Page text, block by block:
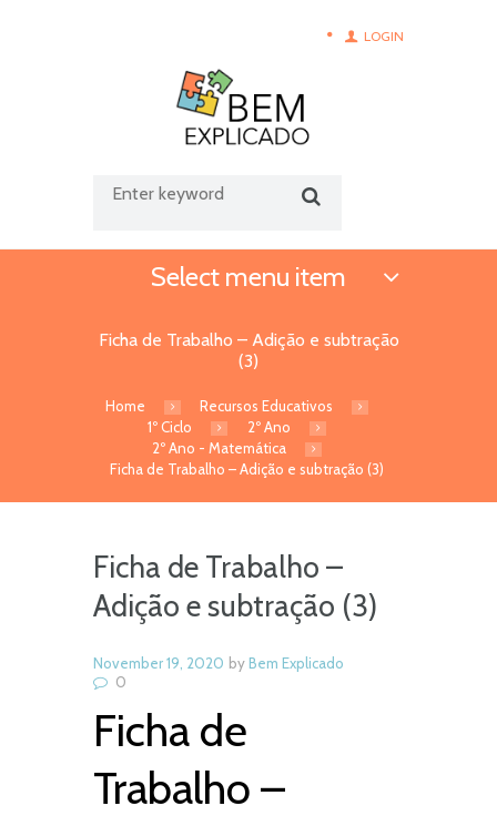
LOGIN
Select menu item
Ficha de Trabalho – Adição e subtração
(3)
Home
Recursos Educativos
1º Ciclo
2º Ano
2º Ano - Matemática
Ficha de Trabalho – Adição e subtração (3)
Ficha de Trabalho –
Adição e subtração (3)
November 19, 2020 byBem Explicado
0
Ficha de
Trabalho –